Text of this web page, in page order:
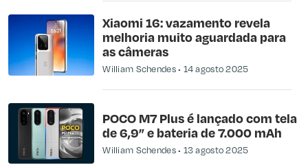
Xiaomi 16: vazamento revela
melhoria muito aguardada para
as câmeras
William Schendes 14 agosto 2025
POCO M7 Plus é lançado com tela
de 6,9” e bateria de 7.000 mAh
William Schendes 13 agosto 2025